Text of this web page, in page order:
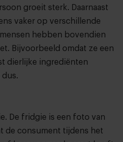
groeit sterk. Daarnaast
vaker op verschillende
hebben bovendien
Bijvoorbeeld omdat ze een
dierlijke ingrediënten
dus.
De fridgie is een foto van
de consument tijdens het